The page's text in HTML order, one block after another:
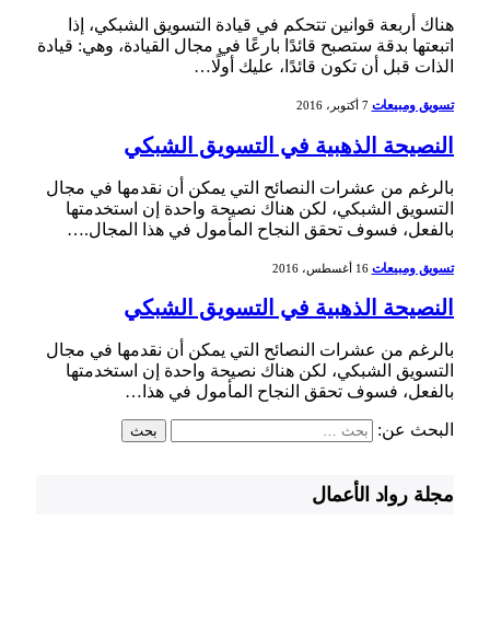
هناك أربعة قوانين تتحكم في قيادة التسويق الشبكي، إذا
اتبعتها بدقة ستصبح قائدًا بارعًا في مجال القيادة، وهي: قيادة
الذات قبل أن تكون قائدًا، عليك أولًا…
تسويق ومبيعات 7 أكتوبر، 2016
النصيحة الذهبية في التسويق الشبكي
بالرغم من عشرات النصائح التي يمكن أن نقدمها في مجال
التسويق الشبكي، لكن هناك نصيحة واحدة إن استخدمتها
بالفعل، فسوف تحقق النجاح المأمول في هذا المجال.…
تسويق ومبيعات 16 أغسطس، 2016
النصيحة الذهبية في التسويق الشبكي
بالرغم من عشرات النصائح التي يمكن أن نقدمها في مجال
التسويق الشبكي، لكن هناك نصيحة واحدة إن استخدمتها
بالفعل، فسوف تحقق النجاح المأمول في هذا…
البحث عن:
مجلة رواد الأعمال